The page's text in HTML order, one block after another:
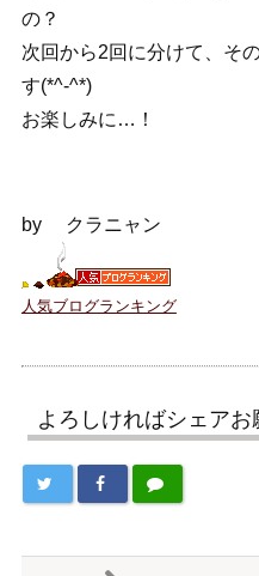
の？
次回から2回に分けて、そ
す(*^-^*)
お楽しみに…！
by クラニャン
人気ブログランキング
よろしければシェアお